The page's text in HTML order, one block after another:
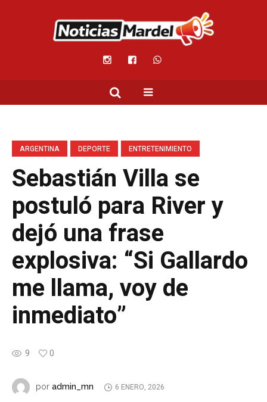
ARGENTINA DEPORTE ENTRETENIMIENTO
Sebastián Villa se
postuló para River y
dejó una frase
explosiva: “Si Gallardo
me llama, voy de
inmediato”
9 0
por admin_mn 6 ENERO, 2026